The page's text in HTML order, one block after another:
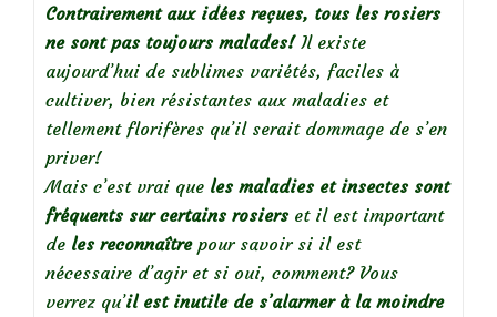
Contrairement aux idées reçues, tous les rosiers
ne sont pas toujours malades!Il existe
aujourd’hui de sublimes variétés, faciles à
cultiver, bien résistantes aux maladies et
tellement florifères qu’il serait dommage de s’en
priver!
Mais c’est vrai que les maladies et insectes sont
fréquents sur certains rosiers et il est important
de les reconnaîtrepour savoir si il est
nécessaire d’agir et si oui, comment? Vous
verrez qu’il est inutile de s’alarmer à la moindre